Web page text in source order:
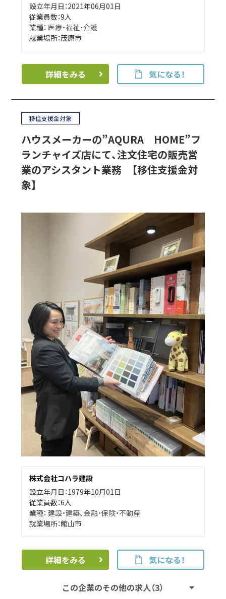
設立年月日：2021年06月01日
従業員数：9人
業種： 医療・福祉・介護
就業場所：茂原市
詳細をみる 気になる！
移住支援金対象
ハウスメーカーの”AQURA HOME”フ
ランチャイズ店にて、注文住宅の販売営
業のアシスタント業務 【移住支援金対
象】
株式会社コハラ建設
設立年月日：1979年10月01日
従業員数：6人
業種：建設・建築、金融・保険・不動産
就業場所：館山市
詳細をみる 気になる！
この企業のその他の求人（3）